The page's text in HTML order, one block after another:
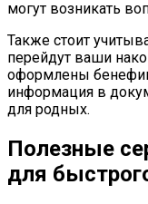
могут возникать
Также стоит
перейдут ваши
оформлены
информация в
для родных.
Полезные
для